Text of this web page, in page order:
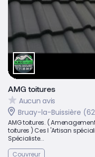
AMG toitures
Aucun avis
Bruay-la-Buissière
AMG toitures. (
toitures ) Ces l 'Artisan
Spécialiste...
Couvreur